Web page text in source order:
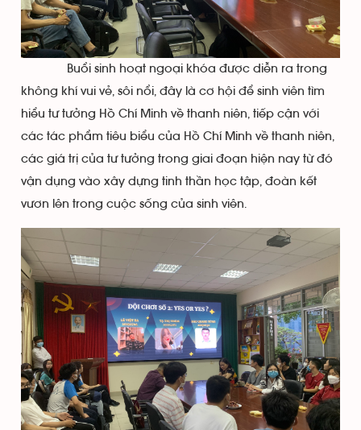
Buổi sinh hoạt ngoại khóa được diễn ra trong
không khí vui vẻ, sôi nổi, đây là cơ hội để sinh viên tìm
hiểu tư tưởng Hồ Chí Minh về thanh niên, tiếp cận với
các tác phẩm tiêu biểu của Hồ Chí Minh về thanh niên,
các giá trị của tư tưởng trong giai đoạn hiện nay từ đó
vận dụng vào xây dựng tinh thần học tập, đoàn kết
vươn lên trong cuộc sống của sinh viên.